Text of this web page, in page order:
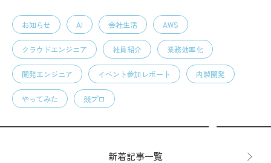
お知らせ AI 会社生活 AWS
クラウドエンジニア 社員紹介 業務効率化
開発エンジニア イベント参加レポート 内製開発
やってみた 競プロ
新着記事一覧